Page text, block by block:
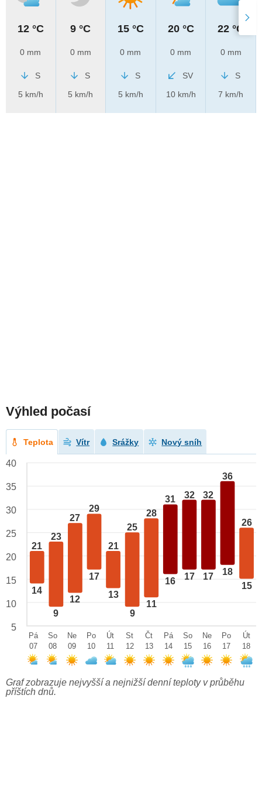
12 °C
0 mm
S
5 km/h
9 °C
0 mm
S
5 km/h
15 °C
0 mm
S
5 km/h
20 °C
0 mm
SV
10 km/h
22 °C
0 mm
S
7 km/h
Výhled počasí
Teplota Vítr Srážky Nový sníh
21
14
23
9
27
12
29
17
21
13
25
9
28
11
31
16
32
17
32
17
36
18
26
15
40
35
30
25
20
15
10
5
Pá
07
So
08
Ne
09
Po
10
Út
11
St
12
Čt
13
Pá
14
So
15
Ne
16
Po
17
Út
18
Graf zobrazuje nejvyšší a nejnižší denní teploty v průběhu
příštích dnů.